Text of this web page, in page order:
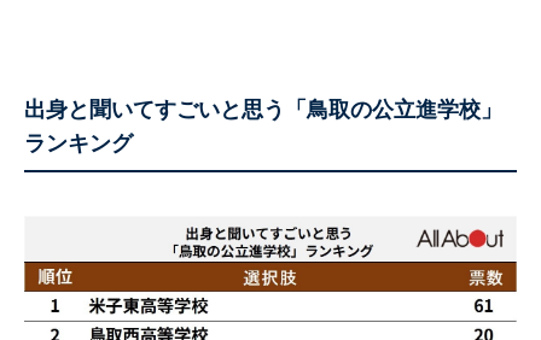
出身と聞いてすごいと思う「鳥取の公立進学校」
ランキング